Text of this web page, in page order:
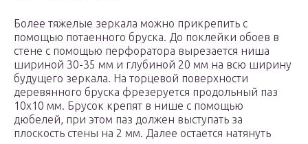
Более тяжелые зеркала можно прикрепить с
помощью потаенного бруска. До поклейки обоев в
стене с помощью перфоратора вырезается ниша
шириной 30-35 мм и глубиной 20 мм на всю ширину
будущего зеркала. На торцевой поверхности
деревянного бруска фрезеруется продольный паз
10х10 мм. Брусок крепят в нише с помощью
дюбелей, при этом паз должен выступать за
плоскость стены на 2 мм. Далее остается натянуть